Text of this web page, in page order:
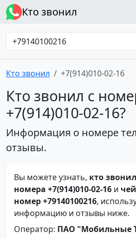
Кто звонил
Кто звонил +7(914)010-02-16
Кто звонил с
+7(914)010-02-16?
Информация о номере
отзывы.
Вы можете узнать, кто
номера +7(914)010-02-16 и чей
номер +79140100216,
информацию и отзывы ниже.
Оператор: ПАО "Мобильные